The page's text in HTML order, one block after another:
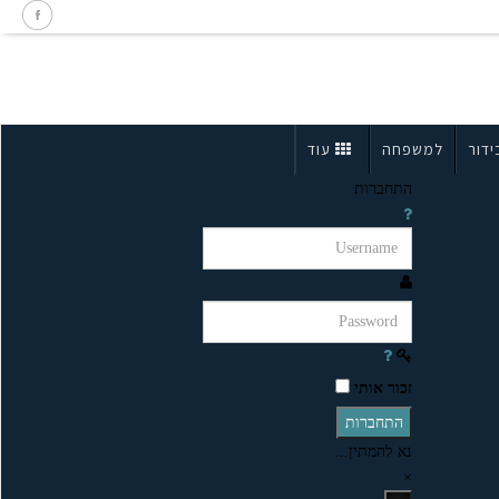
למשפחה עוד
התחברות
זכור אותי
התחברות
נא להמתין...
×